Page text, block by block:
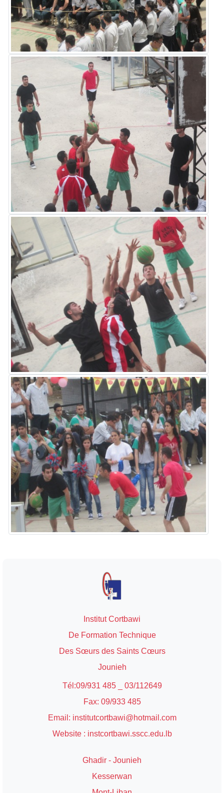
Institut Cortbawi
De Formation Technique
Des Sœurs des Saints Cœurs
Jounieh
Tél:09/931 485 _ 03/112649
Fax: 09/933 485
Email: institutcortbawi@hotmail.com
Website : instcortbawi.sscc.edu.lb
Ghadir - Jounieh
Kesserwan